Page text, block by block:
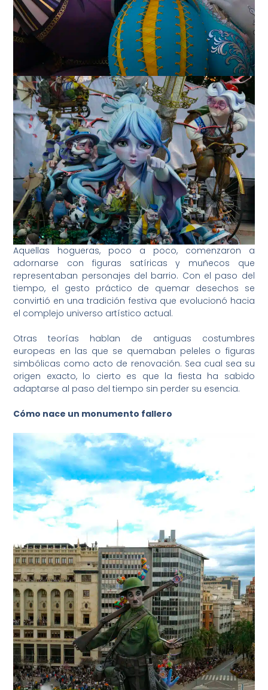
Aquellas hogueras, poco a poco, comenzaron a
adornarse con figuras satíricas y muñecos que
representaban personajes del barrio. Con el paso del
tiempo, el gesto práctico de quemar desechos se
convirtió en una tradición festiva que evolucionó hacia
el complejo universo artístico actual.
Otras teorías hablan de antiguas costumbres
europeas en las que se quemaban peleles o figuras
simbólicas como acto de renovación. Sea cual sea su
origen exacto, lo cierto es que la fiesta ha sabido
adaptarse al paso del tiempo sin perder su esencia.
Cómo nace un monumento fallero